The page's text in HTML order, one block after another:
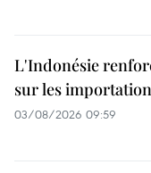
L'Indonésie
sur les
03/08/2026 09:59